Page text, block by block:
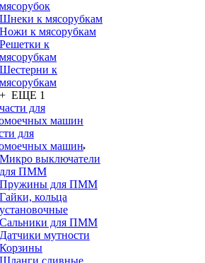
мясорубок
Шнеки к мясорубкам
Ножи к мясорубкам
Решетки к
мясорубкам
Шестерни к
мясорубкам
+ ЕЩЕ 1
для
машин
Микро выключатели
для ПММ
Пружины для ПММ
Гайки, кольца
установочные
Сальники для ПММ
Датчики мутности
Корзины
Шланги сливные